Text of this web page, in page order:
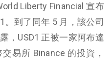
Liberty Financial 宣布
。到了同年 5 月，該公司
，USD1 正被一家阿布達
易所 Binance 的投資，